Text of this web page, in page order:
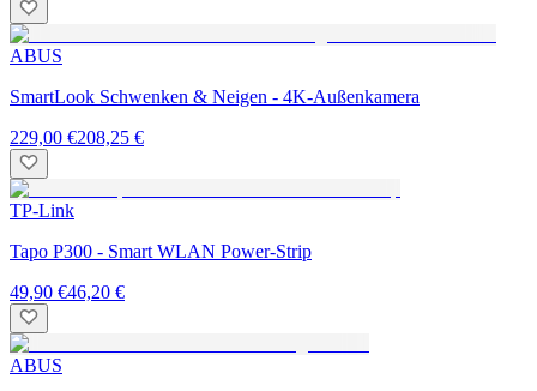
ABUS
SmartLook Schwenken & Neigen - 4K-Außenkamera
229,00 €208,25 €
TP-Link
Tapo P300 - Smart WLAN Power-Strip
49,90 €46,20 €
ABUS